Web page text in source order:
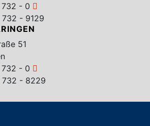
- 0
- 9129
51
- 0
732 - 8229